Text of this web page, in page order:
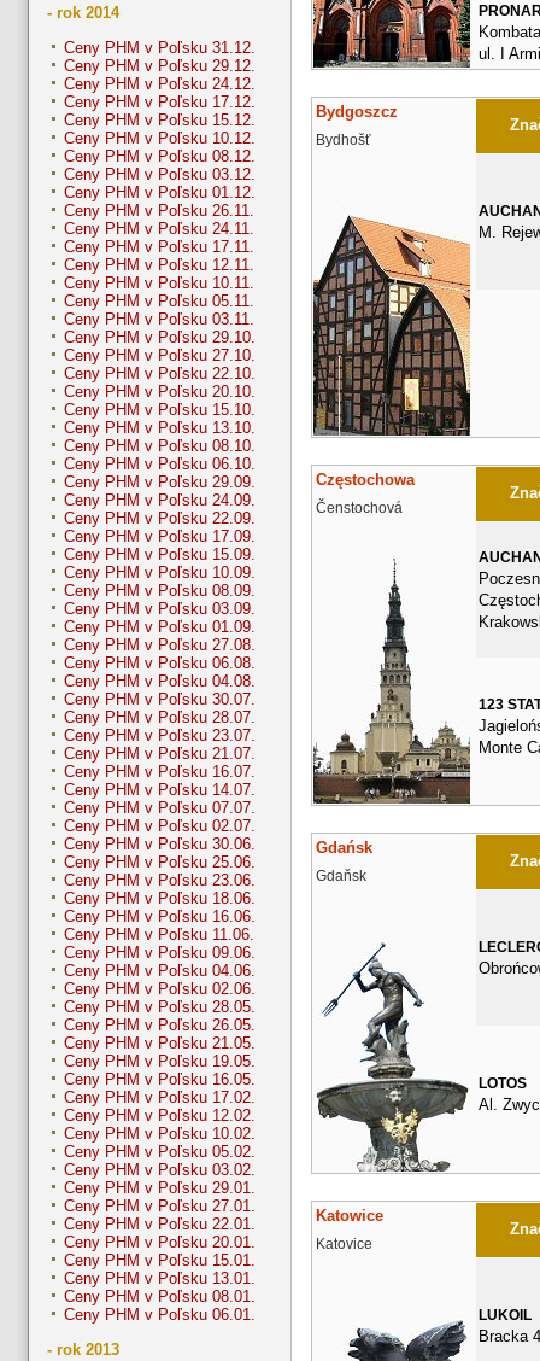
- rok 2014
Ceny PHM v Poľsku 31.12.
Ceny PHM v Poľsku 29.12.
Ceny PHM v Poľsku 24.12.
Ceny PHM v Poľsku 17.12.
Ceny PHM v Poľsku 15.12.
Ceny PHM v Poľsku 10.12.
Ceny PHM v Poľsku 08.12.
Ceny PHM v Poľsku 03.12.
Ceny PHM v Poľsku 01.12.
Ceny PHM v Poľsku 26.11.
Ceny PHM v Poľsku 24.11.
Ceny PHM v Poľsku 17.11.
Ceny PHM v Poľsku 12.11.
Ceny PHM v Poľsku 10.11.
Ceny PHM v Poľsku 05.11.
Ceny PHM v Poľsku 03.11.
Ceny PHM v Poľsku 29.10.
Ceny PHM v Poľsku 27.10.
Ceny PHM v Poľsku 22.10.
Ceny PHM v Poľsku 20.10.
Ceny PHM v Poľsku 15.10.
Ceny PHM v Poľsku 13.10.
Ceny PHM v Poľsku 08.10.
Ceny PHM v Poľsku 06.10.
Ceny PHM v Poľsku 29.09.
Ceny PHM v Poľsku 24.09.
Ceny PHM v Poľsku 22.09.
Ceny PHM v Poľsku 17.09.
Ceny PHM v Poľsku 15.09.
Ceny PHM v Poľsku 10.09.
Ceny PHM v Poľsku 08.09.
Ceny PHM v Poľsku 03.09.
Ceny PHM v Poľsku 01.09.
Ceny PHM v Poľsku 27.08.
Ceny PHM v Poľsku 06.08.
Ceny PHM v Poľsku 04.08.
Ceny PHM v Poľsku 30.07.
Ceny PHM v Poľsku 28.07.
Ceny PHM v Poľsku 23.07.
Ceny PHM v Poľsku 21.07.
Ceny PHM v Poľsku 16.07.
Ceny PHM v Poľsku 14.07.
Ceny PHM v Poľsku 07.07.
Ceny PHM v Poľsku 02.07.
Ceny PHM v Poľsku 30.06.
Ceny PHM v Poľsku 25.06.
Ceny PHM v Poľsku 23.06.
Ceny PHM v Poľsku 18.06.
Ceny PHM v Poľsku 16.06.
Ceny PHM v Poľsku 11.06.
Ceny PHM v Poľsku 09.06.
Ceny PHM v Poľsku 04.06.
Ceny PHM v Poľsku 02.06.
Ceny PHM v Poľsku 28.05.
Ceny PHM v Poľsku 26.05.
Ceny PHM v Poľsku 21.05.
Ceny PHM v Poľsku 19.05.
Ceny PHM v Poľsku 16.05.
Ceny PHM v Poľsku 17.02.
Ceny PHM v Poľsku 12.02.
Ceny PHM v Poľsku 10.02.
Ceny PHM v Poľsku 05.02.
Ceny PHM v Poľsku 03.02.
Ceny PHM v Poľsku 29.01.
Ceny PHM v Poľsku 27.01.
Ceny PHM v Poľsku 22.01.
Ceny PHM v Poľsku 20.01.
Ceny PHM v Poľsku 15.01.
Ceny PHM v Poľsku 13.01.
Ceny PHM v Poľsku 08.01.
Ceny PHM v Poľsku 06.01.
- rok 2013
ul. I
Bydgoszcz
Bydhošť
M.
Częstochowa
Čenstochová
123
Monte
Gdańsk
Gdaňsk
LOTOS
Al.
Katowice
Katovice
LUKOIL
Bracka 4